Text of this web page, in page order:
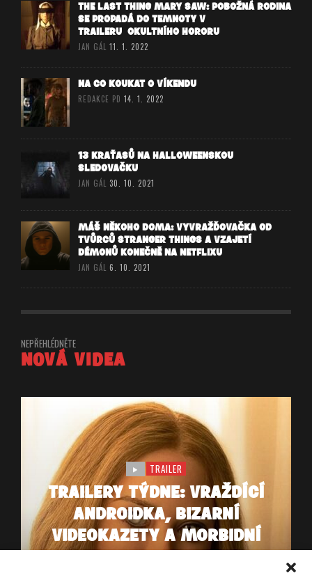
THE LAST THING MARY SAW: POBOŽNÁ RODINA
SE PROPADÁ DO TEMNOTY V
TRAILERU OKULTNÍHO HORORU
JAN GÁL 11. 1. 2022
NA CO KOUKAT O VÍKENDU
REDAKCE PD 14. 1. 2022
13 KRAŤASŮ NA HALLOWEENSKOU
SLEDOVAČKU
JAN GÁL 30. 10. 2021
MÁŠ NĚKOHO DOMA: VYVRAŽĎOVAČKA OD
TVŮRCŮ STRANGER THINGS A VZAJETÍ
DÉMONŮ KONEČNĚ NA NETFLIXU
JAN GÁL 6. 10. 2021
NEPŘEHLÉDNĚTE
NOVÁ VIDEA
TRAILER
TRAILERY TÝDNE: VRAŽDÍCÍ
ANDROIDKA, BIZARNÍ
VIDEOKAZETY A MORBIDNÍ